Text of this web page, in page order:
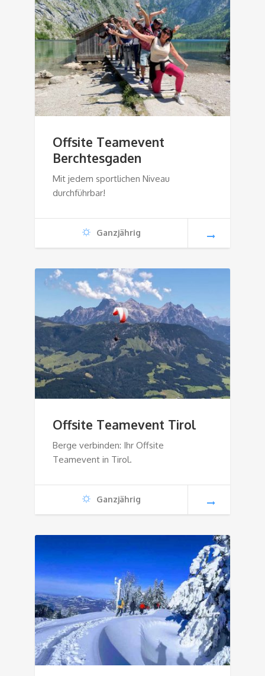
Offsite Teamevent
Berchtesgaden
Mit jedem sportlichen Niveau
durchführbar!
Ganzjährig
Offsite Teamevent Tirol
Berge verbinden: Ihr Offsite
Teamevent in Tirol.
Ganzjährig